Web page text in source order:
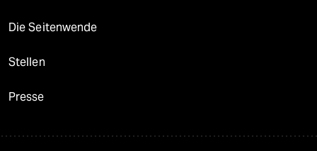
Die Seitenwende
Stellen
Presse